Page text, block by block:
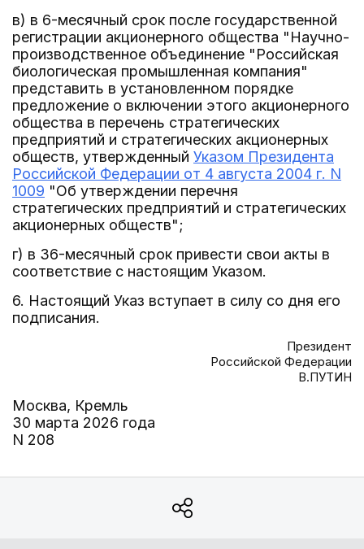
в) в 6-месячный срок после государственной
регистрации акционерного общества "Научно-
производственное объединение "Российская
биологическая промышленная компания"
представить в установленном порядке
предложение о включении этого акционерного
общества в перечень стратегических
предприятий и стратегических акционерных
обществ, утвержденный Указом Президента
Российской Федерации от 4 августа 2004 г. N
1009 "Об утверждении перечня
стратегических предприятий и стратегических
акционерных обществ";
г) в 36-месячный срок привести свои акты в
соответствие с настоящим Указом.
6. Настоящий Указ вступает в силу со дня его
подписания.
Президент
Российской Федерации
В.ПУТИН
Москва, Кремль
30 марта 2026 года
N 208